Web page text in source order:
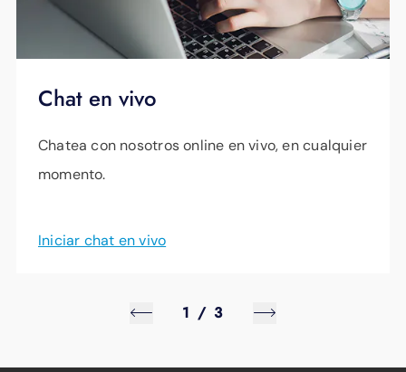
Chat en vivo
Chatea con nosotros online en vivo, en cualquier
momento.
Iniciar chat en vivo
1 / 3